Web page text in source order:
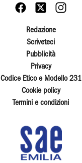
Redazione
Scriveteci
Pubblicità
Privacy
Codice Etico e Modello 231
Cookie policy
Termini e condizioni